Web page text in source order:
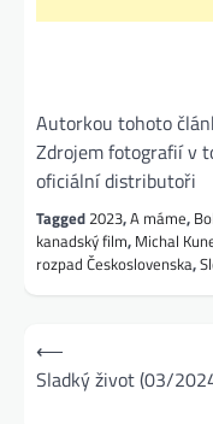
Autorkou tohoto
Zdrojem fotografií v
oficiální distributoři
Tagged 2023,A máme,
kanadský film, Michal
rozpad Československa,
Navigace
pro
⟵
Sladký život (03/